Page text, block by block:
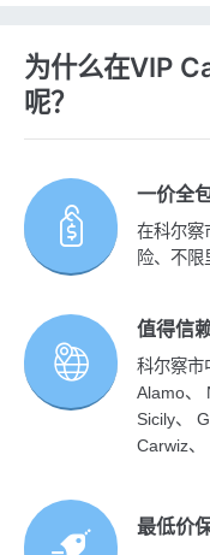
为什么在VIP
呢？
一价全
在科尔察
险、不限
值得信
科尔察
Alamo、
Sicily、
Carwiz
最低价